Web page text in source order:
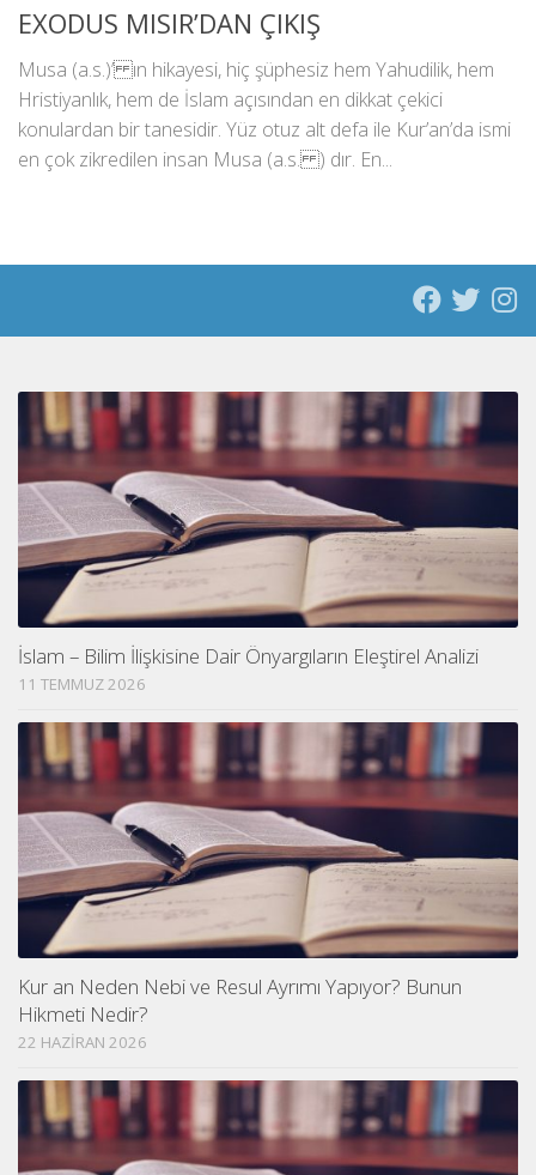
EXODUS MISIR’DAN ÇIKIŞ
Musa (a.s.)’ ın hikayesi, hiç şüphesiz hem Yahudilik, hem
Hristiyanlık, hem de İslam açısından en dikkat çekici
konulardan bir tanesidir. Yüz otuz alt defa ile Kur’an’da ismi
en çok zikredilen insan Musa (a.s. ) dır. En...
İslam – Bilim İlişkisine Dair Önyargıların Eleştirel Analizi
11 TEMMUZ 2026
Kur an Neden Nebi ve Resul Ayrımı Yapıyor? Bunun
Hikmeti Nedir?
22 HAZIRAN 2026